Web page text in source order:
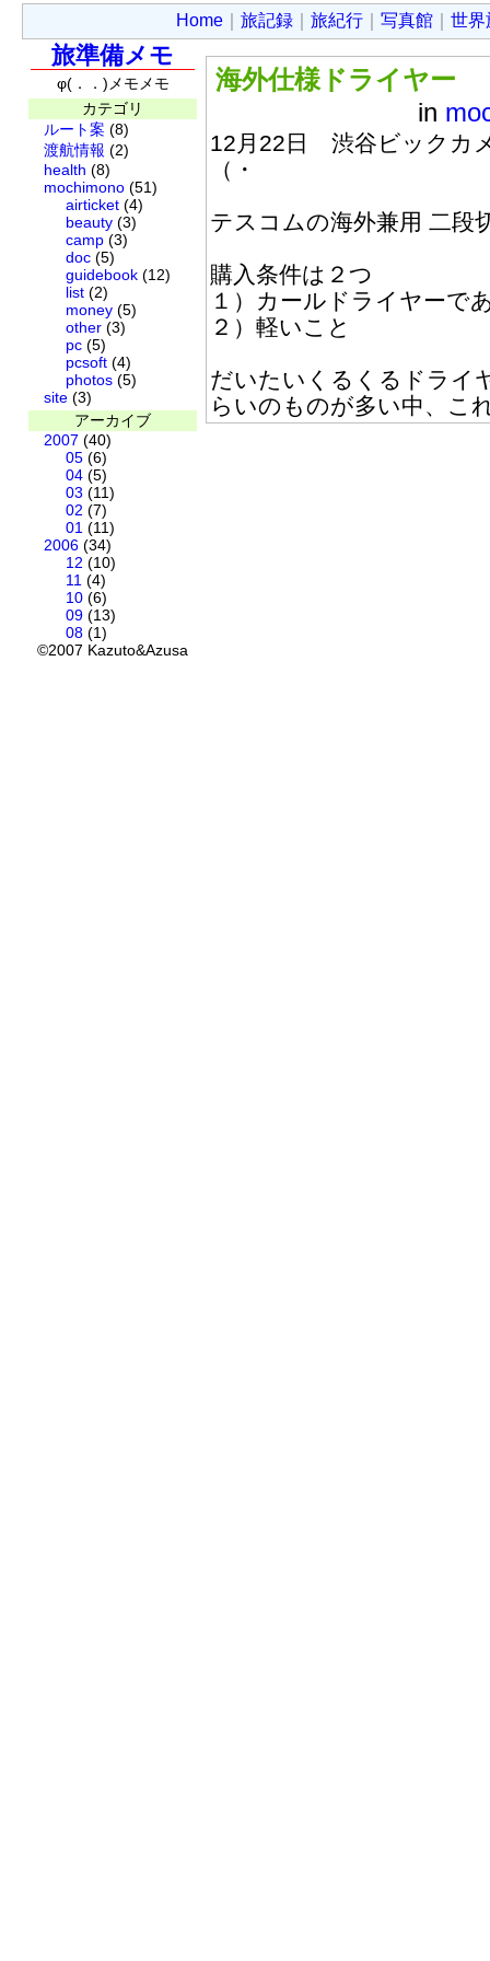
Home｜ 旅記録｜ 旅紀行｜ 写真館｜ 世界
旅準備メモ
φ(．．)メモメモ
カテゴリ
ルート案 (8)
渡航情報 (2)
health (8)
mochimono (51)
airticket (4)
beauty (3)
camp (3)
doc (5)
guidebook (12)
list (2)
money (5)
other (3)
pc (5)
pcsoft (4)
photos (5)
site (3)
アーカイブ
2007 (40)
05 (6)
04 (5)
03 (11)
02 (7)
01 (11)
2006 (34)
12 (10)
11 (4)
10 (6)
09 (13)
08 (1)
©2007 Kazuto&Azusa
海外仕様ドライヤー
in
12月22日 渋谷ビックカ
（・
テスコムの海外兼用 二
購入条件は２つ
１）カールドライヤーで
２）軽いこと
だいたいくるくるドライ
らいのものが多い中、こ